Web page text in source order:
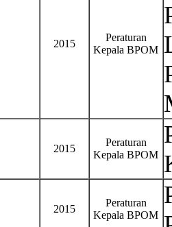
2015
Peraturan
Kepala BPOM
2015
Peraturan
Kepala BPOM
2015
Peraturan
Kepala BPOM